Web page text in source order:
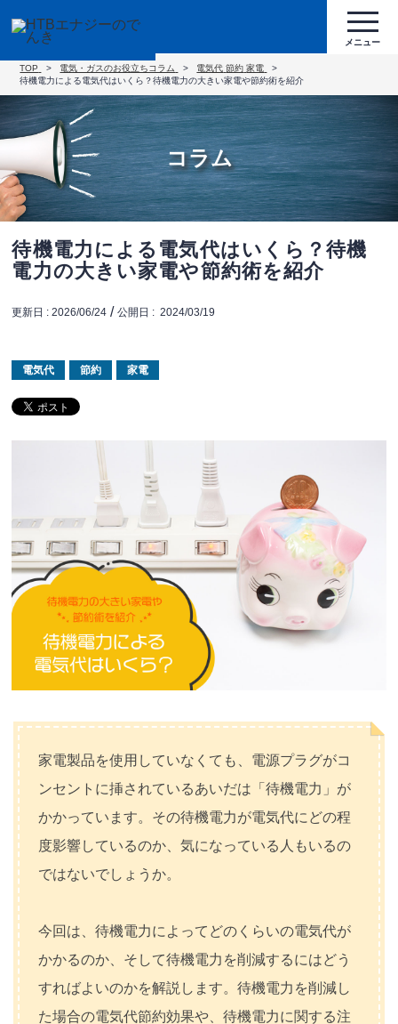
TOP 電気・ガスのお役立ちコラム 電気代 節約 家電
待機電力による電気代はいくら？待機電力の大きい家電や節約術を紹介
コラム
待機電力による電気代はいくら？待機
電力の大きい家電や節約術を紹介
更新日 :2026/06/24 /公開日 : 2024/03/19
電気代 節約 家電
家電製品を使用していなくても、電源プラグがコ
ンセントに挿されているあいだは「待機電力」が
かかっています。その待機電力が電気代にどの程
度影響しているのか、気になっている人もいるの
ではないでしょうか。
今回は、待機電力によってどのくらいの電気代が
かかるのか、そして待機電力を削減するにはどう
すればよいのかを解説します。待機電力を削減し
た場合の電気代節約効果や、待機電力に関する注